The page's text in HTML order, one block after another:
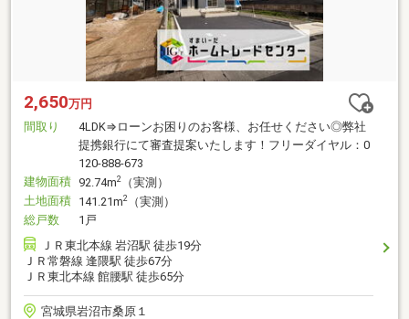
2,650万円
間取り
4LDK⇒ローンお困りのお客様、お任せください◎弊社
提携銀行にて審査提案いたします！フリーダイヤル：0
120-888-673
建物面積 92.74m2
（実測）
土地面積 141.21m2
（実測）
総戸数
1戸
ＪＲ東北本線 岩沼駅 徒歩19分
ＪＲ常磐線 逢隈駅 徒歩67分
ＪＲ東北本線 館腰駅 徒歩65分
宮城県岩沼市桑原１